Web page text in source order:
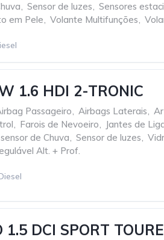
, Sensor de luzes, Sensores
em Pele, Volante Multifunções,
1.6 HDI 2-TRONIC
Passageiro, Airbags Laterais,
, Farois de Nevoeiro, Jantes de
sensor de Chuva, Sensor de luzes,
Alt. + Prof.
1.5 DCI SPORT